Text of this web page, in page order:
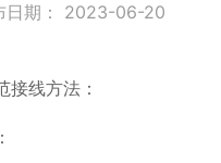
日期： 2023-06-20
接线方法：